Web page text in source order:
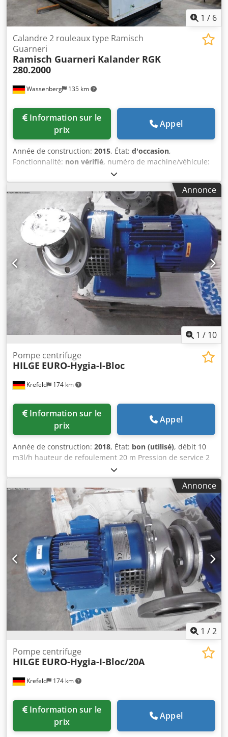
1 / 6
Wassenberg 135 km
Calandre 2 rouleaux type Ramisch
Guarneri
Ramisch Guarneri Kalander RGK
280.2000
prix
Appel
Année de construction: 2015, État: d'occasion,
Fonctionnalité: non vérifié, numéro de machine/véhicule:
, Calandre Ramisch Guarneri à 2 rouleaux, type
RGK 280.2000, utilisée comme calandre en ligne avec
extensions pour la similimercerisation double face des
tissus Jacquard en coton : Système à 2 rouleaux en acier
avec dérouleur et enrouleur, tête de rotation Maier
(version refroidie), système d'humidification après
déroulage, déroulage centralisé et freiné, détecteur de
métaux, contrôleur de couture, système d’introduction
stationnaire (3 rouleaux) motorisé pour régulation de la
tension, 2 rouleaux de refroidissement, combinaison
d’enroulement (bobineur grande bobine avec bobineur
central), chemin de grue au-dessus de l’ensemble, 2 ponts
roulants Yale (déplacement manuel par chaîne). L’état est
visible dans le rapport d’expertise joint. Codpfxeyiurrj Ak
Annonce
1 / 10
Krefeld 174 km
Pompe centrifuge
HILGE EURO-Hygia-I-Bloc
prix
Appel
Année de construction: 2018, État: bon (utilisé), débit 10
m3l/h hauteur de refoulement 20 m Pression de service 2
bar Tension électrique 230/400 V - 50 Hz Vitesse de
rotation du moteur 2900 tr/min Type de moteur 90 L
Puissance du moteur 2,2 kW Csdpfxjub Utqe Ak Usha poids
35 kg Pompe centrifuge à aspiration normale, Corps et
roue en acier inoxydable, raccords à brides , N° de
fabrication 22/04-140199
Annonce
1 /2
Krefeld 174 km
Pompe centrifuge
HILGE EURO-Hygia-I-Bloc/20A
prix
Appel